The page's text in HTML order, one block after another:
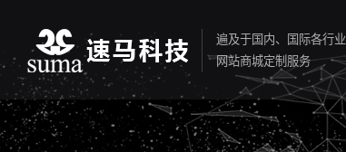
遍及于国内、国际各行业
网站商城定制服务